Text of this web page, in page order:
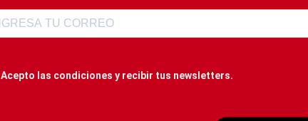
Acepto las condiciones y recibir tus newsletters.